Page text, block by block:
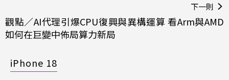
下一則
觀點／AI代理引爆CPU復興與異構運算 看Arm與AMD
如何在巨變中佈局算力新局
iPhone 18